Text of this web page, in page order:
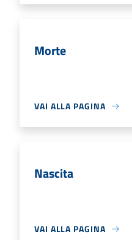
Morte
VAI ALLA PAGINA
Nascita
VAI ALLA PAGINA